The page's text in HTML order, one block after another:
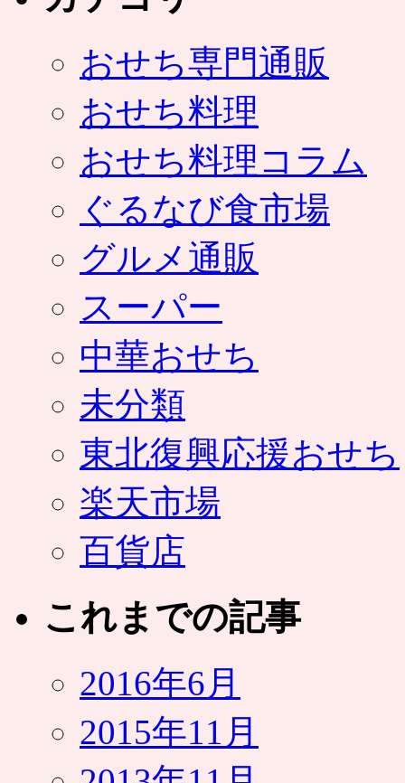
おせち専門通販
おせち料理
おせち料理コラム
ぐるなび食市場
グルメ通販
スーパー
中華おせち
未分類
東北復興応援おせち
楽天市場
百貨店
これまでの記事
2016年6月
2015年11月